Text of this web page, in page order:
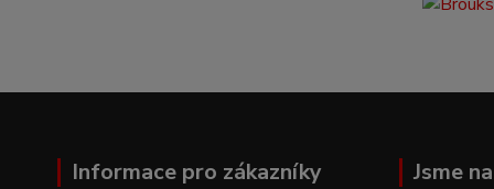
Informace pro zákazníky Jsme